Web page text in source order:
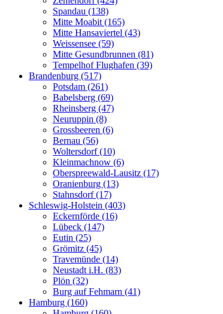
Spandau (138)
Mitte Moabit (165)
Mitte Hansaviertel (43)
Weissensee (59)
Mitte Gesundbrunnen (81)
Tempelhof Flughafen (39)
Brandenburg (517)
Potsdam (261)
Babelsberg (69)
Rheinsberg (47)
Neuruppin (8)
Grossbeeren (6)
Bernau (56)
Woltersdorf (10)
Kleinmachnow (6)
Oberspreewald-Lausitz (17)
Oranienburg (13)
Stahnsdorf (17)
Schleswig-Holstein (403)
Eckernförde (16)
Lübeck (147)
Eutin (25)
Grömitz (45)
Travemünde (14)
Neustadt i.H. (83)
Plön (32)
Burg auf Fehmarn (41)
Hamburg (160)